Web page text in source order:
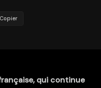
Copier
qui continue